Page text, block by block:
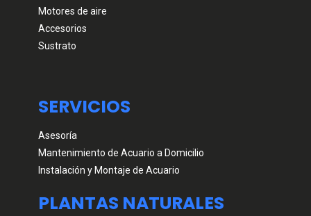
Motores de aire
Accesorios
Sustrato
SERVICIOS
Asesoría
Mantenimiento de Acuario a Domicilio
Instalación y Montaje de Acuario
PLANTAS NATURALES